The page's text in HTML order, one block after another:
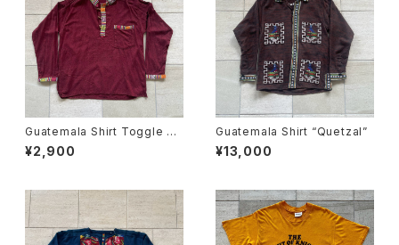
Guatemala Shirt Toggle Bu
tton
¥2,900
Guatemala Shirt “Quetzal”
¥13,000